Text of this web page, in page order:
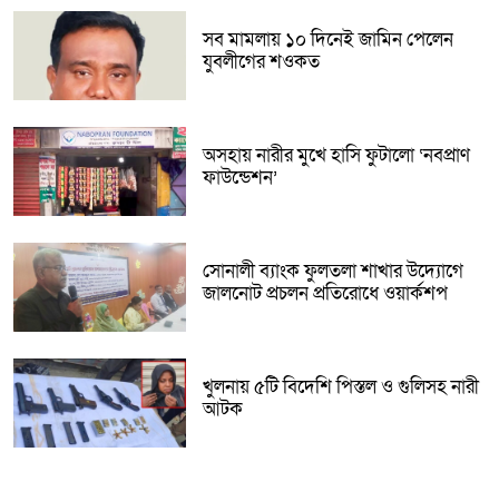
সব মামলায় ১০ দিনেই জামিন পেলেন
যুবলীগের শওকত
অসহায় নারীর মুখে হাসি ফুটালো ‘নবপ্রাণ
ফাউন্ডেশন’
সোনালী ব্যাংক ফুলতলা শাখার উদ্যোগে
জালনোট প্রচলন প্রতিরোধে ওয়ার্কশপ
খুলনায় ৫টি বিদেশি পিস্তল ও গুলিসহ নারী
আটক